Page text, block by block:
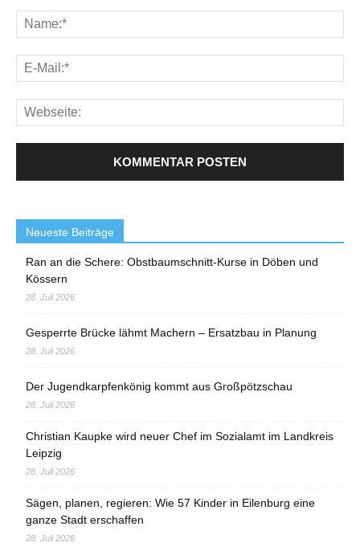
Neueste Beiträge
Ran an die Schere: Obstbaumschnitt-Kurse in Döben und
Kössern
28. Juli 2026
Gesperrte Brücke lähmt Machern – Ersatzbau in Planung
28. Juli 2026
Der Jugendkarpfenkönig kommt aus Großpötzschau
28. Juli 2026
Christian Kaupke wird neuer Chef im Sozialamt im Landkreis
Leipzig
28. Juli 2026
Sägen, planen, regieren: Wie 57 Kinder in Eilenburg eine
ganze Stadt erschaffen
28. Juli 2026